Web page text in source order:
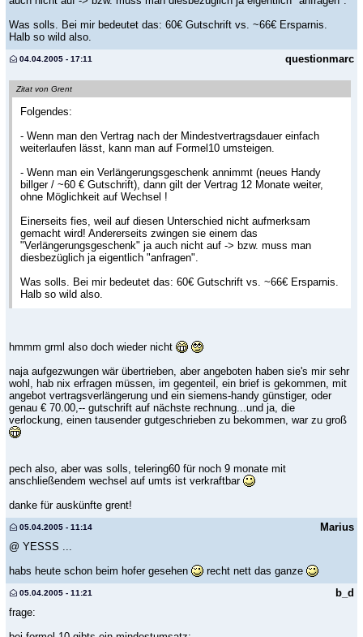
Was solls. Bei mir bedeutet das: 60€ Gutschrift vs. ~66€ Ersparnis.
Halb so wild also.
questionmarc
04.04.2005 - 17:11
Zitat von Grent
Folgendes:
- Wenn man den Vertrag nach der Mindestvertragsdauer einfach
weiterlaufen lässt, kann man auf Formel10 umsteigen.
- Wenn man ein Verlängerungsgeschenk annimmt (neues Handy
billger / ~60 € Gutschrift), dann gilt der Vertrag 12 Monate weiter,
ohne Möglichkeit auf Wechsel !
Einerseits fies, weil auf diesen Unterschied nicht aufmerksam
gemacht wird! Andererseits zwingen sie einem das
"Verlängerungsgeschenk" ja auch nicht auf -> bzw. muss man
diesbezüglich ja eigentlich "anfragen".
Was solls. Bei mir bedeutet das: 60€ Gutschrift vs. ~66€ Ersparnis.
Halb so wild also.
hmmm grml also doch wieder nicht
naja aufgezwungen wär übertrieben, aber angeboten haben sie's mir sehr
wohl, hab nix erfragen müssen, im gegenteil, ein brief is gekommen, mit
angebot vertragsverlängerung und ein siemens-handy günstiger, oder
genau € 70.00,-- gutschrift auf nächste rechnung...und ja, die
verlockung, einen tausender gutgeschrieben zu bekommen, war zu groß
pech also, aber was solls, telering60 für noch 9 monate mit
anschließendem wechsel auf umts ist verkraftbar
danke für auskünfte grent!
Marius
05.04.2005 - 11:14
@ YESSS ...
habs heute schon beim hofer gesehen
recht nett das ganze
b_d
05.04.2005 - 11:21
frage: